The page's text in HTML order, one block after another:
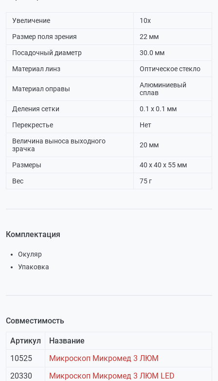
Увеличение 10х
Размер поля зрения 22 мм
Посадочный диаметр 30.0 мм
Материал линз Оптическое стекло
Материал оправы
Алюминиевый
сплав
Деления сетки 0.1 х 0.1 мм
Перекрестье Нет
Величина выноса выходного
зрачка
20 мм
Размеры 40 х 40 х 55 мм
Вес 75 г
Комплектация
Окуляр
Упаковка
Совместимость
Артикул
Название
10525
Микроскоп Микромед 3 ЛЮМ
20330
Микроскоп Микромед 3 ЛЮМ LED